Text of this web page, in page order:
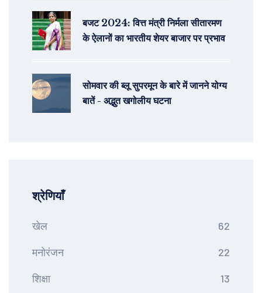
बजट 2024: वित्त मंत्री निर्मला सीतारमण
के ऐलानों का भारतीय शेयर बाजार पर प्रभाव
सोमवार की ब्लू सुपरमून के बारे में जानने योग्य
बातें - अद्भुत खगोलीय घटना
श्रेणियाँ
खेल 62
मनोरंजन 22
शिक्षा 13